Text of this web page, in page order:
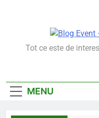
Blog
Tot ce este de
MENU